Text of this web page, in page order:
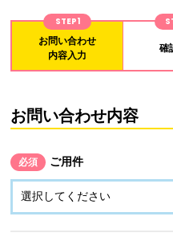
STEP1
お問い合わせ
内容入力
確
お問い合わせ内容
必須 ご用件